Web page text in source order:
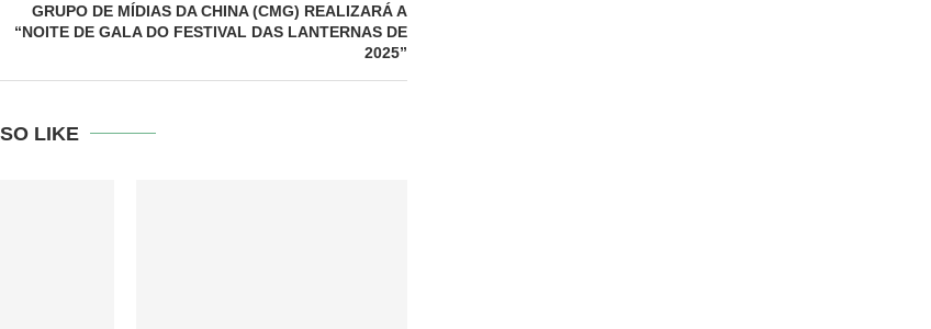
GRUPO DE MÍDIAS DA CHINA (CMG) REALIZARÁ A
“NOITE DE GALA DO FESTIVAL DAS LANTERNAS DE
2025”
LIKE